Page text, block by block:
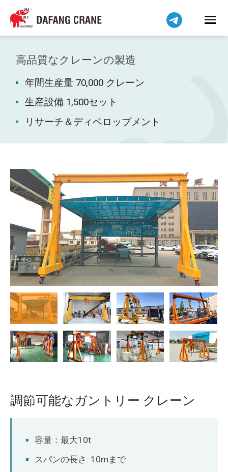
高品質なクレーンの製造
年間生産量 70,000 クレーン
生産設備 1,500セット
リサーチ＆ディベロップメント
調節可能なガントリー クレーン
容量：最大10t
スパンの長さ: 10mまで
Bahasa Indonesia
Bahasa Melayu
Tiếng Việt
简体中文
বাংলা
فارسی
Pilipino
اردو
Беларуская мова
Kiswahili
Dansk
O‘zbekcha